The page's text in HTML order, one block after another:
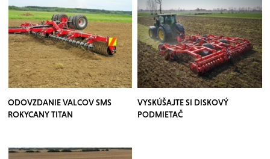
ODOVZDANIE VALCOV SMS
ROKYCANY TITAN
VYSKÚŠAJTE SI DISKOVÝ
PODMIETAČ